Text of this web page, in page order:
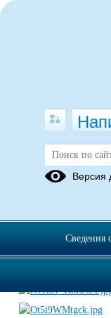
Версия
Сведения